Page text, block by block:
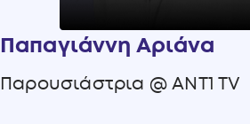
Παπαγιάννη Αριάνα
Παρουσιάστρια @ ANT1 TV